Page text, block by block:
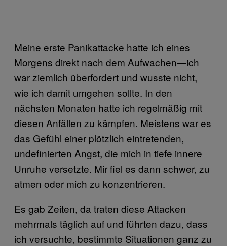
Meine erste Panikattacke hatte ich eines
Morgens direkt nach dem Aufwachen—ich
war ziemlich überfordert und wusste nicht,
wie ich damit umgehen sollte. In den
nächsten Monaten hatte ich regelmäßig mit
diesen Anfällen zu kämpfen. Meistens war es
das Gefühl einer plötzlich eintretenden,
undefinierten Angst, die mich in tiefe innere
Unruhe versetzte. Mir fiel es dann schwer, zu
atmen oder mich zu konzentrieren.
Es gab Zeiten, da traten diese Attacken
mehrmals täglich auf und führten dazu, dass
ich versuchte, bestimmte Situationen ganz zu